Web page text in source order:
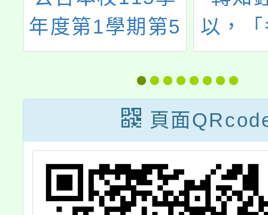
以，「各機關職
務代理應行注意
事項」業經該部
以民國114年7月
3日部銓三字第
11458440041號
令修正發布
培訓
「公
職務
防護
條第3
場霸
之決
頁面